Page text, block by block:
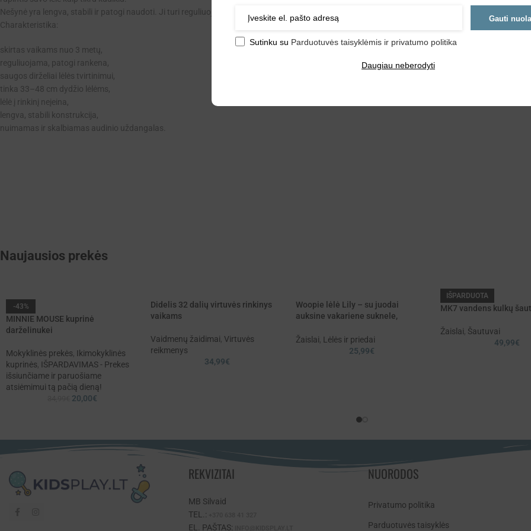
Nešynė yra lengva, stabili ir patogi naudoti. Ji turi reguliuojamą rankeną, saugos dirželius ir nuimamą, skalbiamą audinio uždangalą. Tinka 33–48
Charakteristika:
skirtas vaikams nuo 3 metų,
reguliuojama, patogi rankena,
saugos dirželiai lėlės tvirtinimui,
tinka 33–48 cm dydžio lėlėms,
lėlė į rinkinį neįeina,
lengva, stabili konstrukcija,
nuimamas ir skalbiamas audinio uždangalas.
Naujausios prekės
-43%
MINNIE MOUSE kuprinė
darželinukei
Mokyklinės prekės, Ikimokyklinės
kuprinės, IŠPARDAVIMAS - Prekes
išsiunčiame ir paruošiame
atsiėmimui tą pačią dieną!
20,00€
Didelis 32 dalių virtuvės rinkinys
vaikams
Vaidmenų žaidimai, Virtuvės
reikmenys
34,99€
Woopie lėlė Lily – su juodai
auksine vakariene suknele,
plaukais
Žaislai, Lėlės ir priedai
25,99€
IŠPARDUOTA
MK7 vandens kulkų
Žaislai, Šautuvai
49,99€
REKVIZITAI
MB Silvaid
TEL.:
EL. PAŠTAS:
NUORODOS
Privatumo politika
Parduotuvės taisyklės
Gauti
Sutinku su Parduotuvės taisyklėmis ir privatumo politika
Daugiau neberodyti